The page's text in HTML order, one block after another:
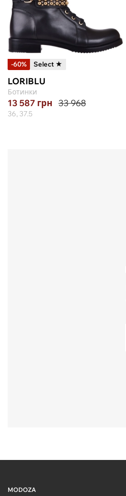
-60% Select ★
LORIBLU
Ботинки
13 587 грн 33 968
36, 37.5
MODOZA